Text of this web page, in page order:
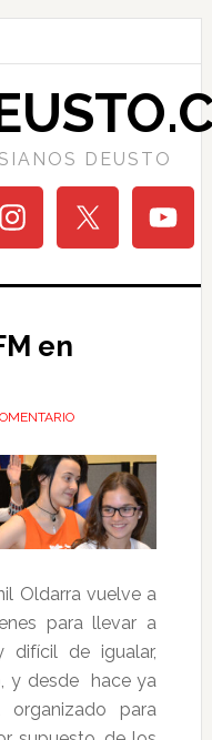
DEUSTO
en
Oldarra vuelve a
para llevar a
difícil de igualar,
y desde hace ya
para